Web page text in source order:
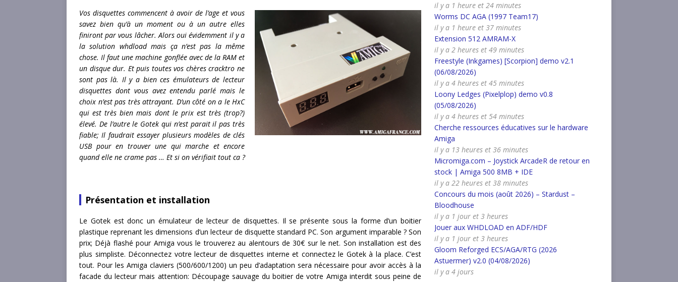
Vos disquettes commencent à avoir de l’age et vous
savez bien qu’à un moment ou à un autre elles
finiront par vous lâcher. Alors oui évidemment il y a
la solution whdload mais ça n’est pas la même
chose. Il faut une machine gonflée avec de la RAM et
un disque dur. Et puis toutes vos chères cracktro ne
sont pas là. Il y a bien ces émulateurs de lecteur
disquettes dont vous avez entendu parlé mais le
choix n’est pas très attrayant. D’un côté on a le HxC
qui est très bien mais dont le prix est très (trop?)
élevé. De l’autre le Gotek qui n’est parait il pas très
fiable; Il faudrait essayer plusieurs modèles de clés
USB pour en trouver une qui marche et encore
quand elle ne crame pas … Et si on vérifiait tout ca ?
Présentation et installation
Le Gotek est donc un émulateur de lecteur de disquettes. Il se présente sous la forme d’un boitier
plastique reprenant les dimensions d’un lecteur de disquette standard PC. Son argument imparable ? Son
prix; Déjà flashé pour Amiga vous le trouverez au alentours de 30€ sur le net. Son installation est des
plus simpliste. Déconnectez votre lecteur de disquettes interne et connectez le Gotek à la place. C’est
tout. Pour les Amiga claviers (500/600/1200) un peu d’adaptation sera nécessaire pour avoir accès à la
facade du lecteur mais attention: Découpage sauvage du boitier de votre Amiga interdit sous peine de
il y a 1 heure et 24 minutes
Worms DC AGA (1997 Team17)
il y a 1 heure et 37 minutes
Extension 512 AMRAM-X
il y a 2 heures et 49 minutes
Freestyle (Inkgames) [Scorpion] demo v2.1
(06/08/2026)
il y a 4 heures et 45 minutes
Loony Ledges (Pixelplop) demo v0.8
(05/08/2026)
il y a 4 heures et 54 minutes
Cherche ressources éducatives sur le hardware
Amiga
il y a 13 heures et 36 minutes
Micromiga.com – Joystick ArcadeR de retour en
stock | Amiga 500 8MB + IDE
il y a 22 heures et 38 minutes
Concours du mois (août 2026) – Stardust –
Bloodhouse
il y a 1 jour et 3 heures
Jouer aux WHDLOAD en ADF/HDF
il y a 1 jour et 3 heures
Gloom Reforged ECS/AGA/RTG (2026
Astuermer) v2.0 (04/08/2026)
il y a 4 jours